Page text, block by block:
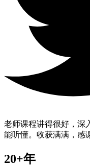
老师课程讲得很好，深
能听懂。收获满满，感
20+年